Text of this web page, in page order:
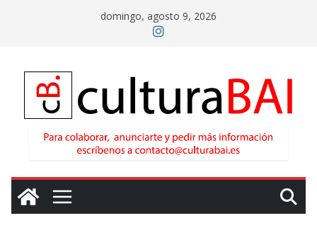
domingo, agosto 9, 2026